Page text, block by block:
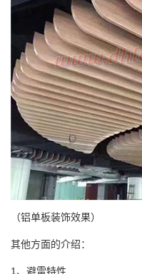
（铝单板装饰效果）
其他方面的介绍：
1、避雷特性